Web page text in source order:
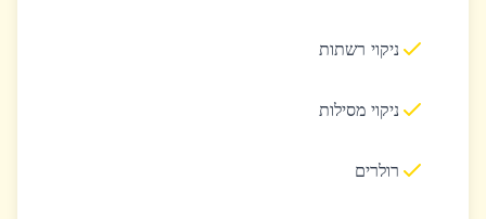
ניקוי רשתות
ניקוי מסילות
רולרים